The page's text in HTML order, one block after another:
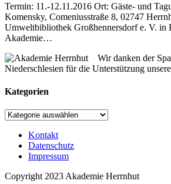
Termin: 11.-12.11.2016 Ort: Gäste- und
Komensky, Comeniusstraße 8, 02747
Umweltbibliothek Großhennersdorf e. V. in
Akademie…
Wir danken der
Niederschlesien für die Unterstützung
Kategorien
Kategorien
Kontakt
Datenschutz
Impressum
Copyright 2023 Akademie Herrnhut